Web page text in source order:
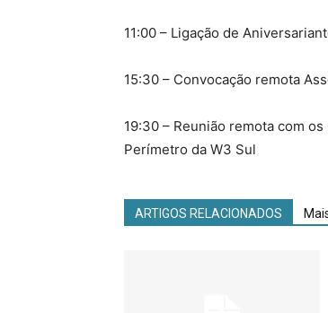
11:00 – Ligação de
15:30 – Convocação remota
19:30 – Reunião remota com
Perímetro da W3 Sul
ARTIGOS RELACIONADOS